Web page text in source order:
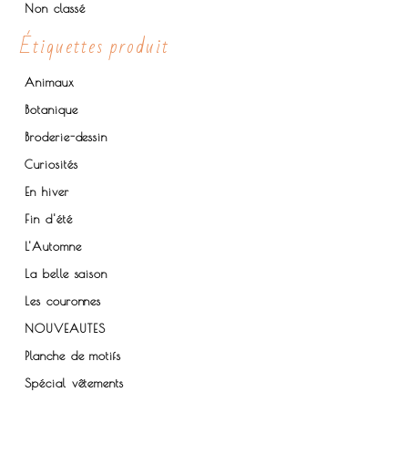
Non classé
Étiquettes produit
Animaux
Botanique
Broderie-dessin
Curiosités
En hiver
Fin d'été
L'Automne
La belle saison
Les couronnes
NOUVEAUTES
Planche de motifs
Spécial vêtements